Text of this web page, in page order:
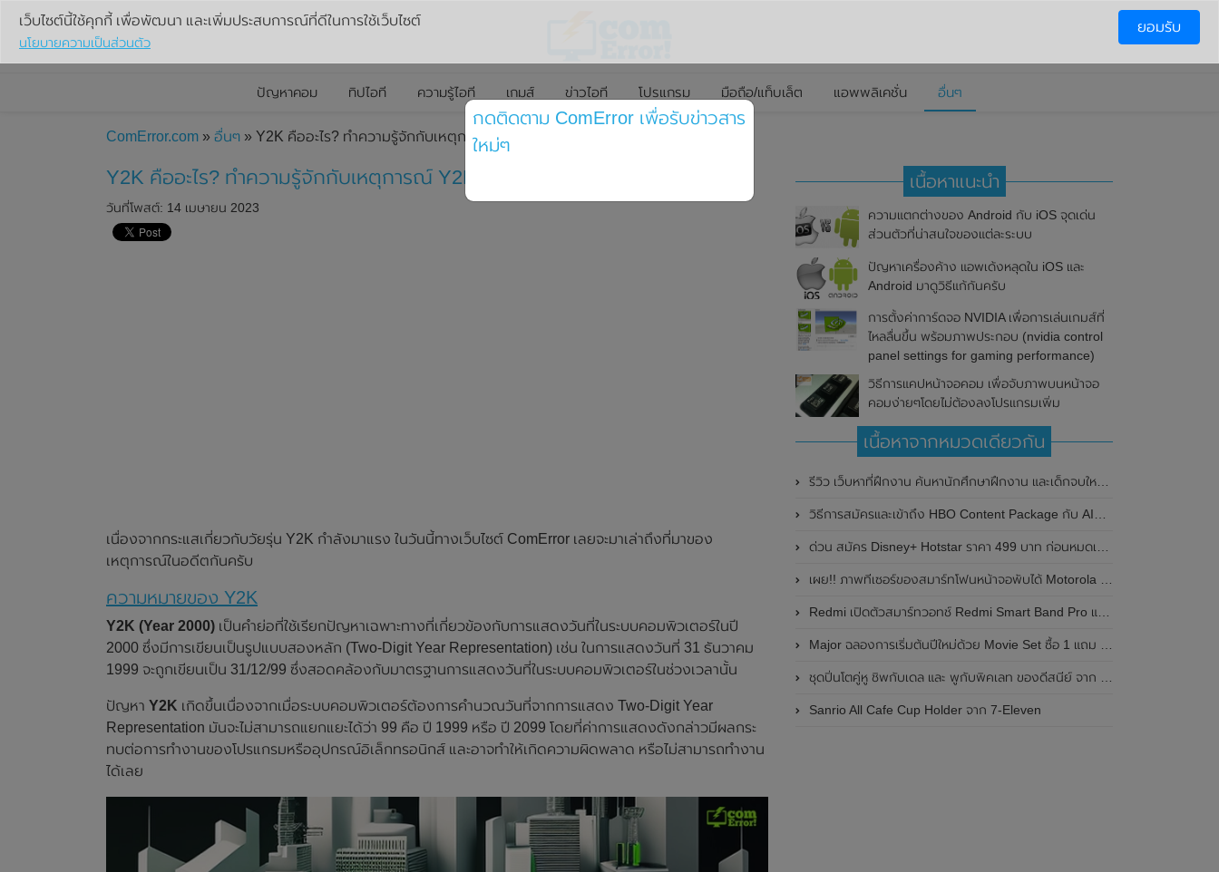
ปัญหาคอม ทิปไอที ความรู้ไอที เกมส์ ข่าวไอที โปรแกรม มือถือ/แท็บเล็ต แอพพลิเคชั่น อื่นๆ
ComError.com » อื่นๆ » Y2K คืออะไร? ทำความรู้จักกับเหตุการณ์ Y2K ที่มีผลกระทบต่อโลกในอดีต
Y2K คืออะไร? ทำความรู้จักกับเหตุการณ์ Y2K ที่มีผลกระทบต่อโลกในอดีต
วันที่โพสต์: 14 เมษายน 2023
เนื่องจากกระแสเกี่ยวกับวัยรุ่น Y2K กำลังมาแรง ในวันนี้ทางเว็บไซต์ ComError เลยจะมาเล่าถึงที่มาของ
เหตุการณ์ในอดีตกันครับ
ความหมายของ Y2K
Y2K (Year 2000) เป็นคำย่อที่ใช้เรียกปัญหาเฉพาะทางที่เกี่ยวข้องกับการแสดงวันที่ในระบบคอมพิวเตอร์ในปี
2000 ซึ่งมีการเขียนเป็นรูปแบบสองหลัก (Two-Digit Year Representation) เช่น ในการแสดงวันที่ 31 ธันวาคม
1999 จะถูกเขียนเป็น 31/12/99 ซึ่งสอดคล้องกับมาตรฐานการแสดงวันที่ในระบบคอมพิวเตอร์ในช่วงเวลานั้น
ปัญหา Y2K เกิดขึ้นเนื่องจากเมื่อระบบคอมพิวเตอร์ต้องการคำนวณวันที่จากการแสดง Two-Digit Year
Representation มันจะไม่สามารถแยกแยะได้ว่า 99 คือ ปี 1999 หรือ ปี 2099 โดยที่ค่าการแสดงดังกล่าวมีผลกระ
ทบต่อการทำงานของโปรแกรมหรืออุปกรณ์อิเล็กทรอนิกส์ และอาจทำให้เกิดความผิดพลาด หรือไม่สามารถทำงาน
ได้เลย
เนื้อหาแนะนำ
ความแตกต่างของ Android กับ iOS จุดเด่น
ส่วนตัวที่น่าสนใจของแต่ละระบบ
ปัญหาเครื่องค้าง แอพเด้งหลุดใน iOS และ
Android มาดูวิธีแก้กันครับ
การตั้งค่าการ์ดจอ NVIDIA เพื่อการเล่นเกมส์ที่
ไหลลื่นขึ้น พร้อมภาพประกอบ (nvidia control
panel settings for gaming performance)
วิธีการแคปหน้าจอคอม เพื่อจับภาพบนหน้าจอ
คอมง่ายๆโดยไม่ต้องลงโปรแกรมเพิ่ม
เนื้อหาจากหมวดเดียวกัน
รีวิว เว็บหาที่ฝึกงาน ค้นหานักศึกษาฝึกงาน และเด็กจบใหม่ สร้างเรซูเม่ฟรี internth.com
วิธีการสมัครและเข้าถึง HBO Content Package กับ AIS ในราคาพิเศษ
ด่วน สมัคร Disney+ Hotstar ราคา 499 บาท ก่อนหมดเขต 29 มิ.ย. 2566
เผย!! ภาพทีเซอร์ของสมาร์ทโฟนหน้าจอพับได้ Motorola Razr 2023 มาพร้อมรองรับอัตราการรีเฟรชเรทที่สูงขึ้น คาดเปิดตัวในเร็วๆนี้
Redmi เปิดตัวสมาร์ทวอทช์ Redmi Smart Band Pro และ Redmi Watch 2 Lite มาพร้อมหน้าจอขนาดใหญ่ขึ้น , รองรับโหมดออกกำลังกายมากกว่า 110 โหมด และกันน้ำ 5 ATM
Major ฉลองการเริ่มต้นปีใหม่ด้วย Movie Set ซื้อ 1 แถม 1 ในราคาเพียง 290 บาท
ชุดปิ่นโตคู่หู ชิพกับเดล และ พูกับพิคเลท ของดีสนีย์ จาก 7-Eleven
Sanrio All Cafe Cup Holder จาก 7-Eleven
เว็บไซต์นี้ใช้คุกกี้ เพื่อพัฒนา และเพิ่มประสบการณ์ที่ดีในการใช้เว็บไซต์
นโยบายความเป็นส่วนตัว
ยอมรับ
กดติดตาม ComError เพื่อรับข่าวสาร
ใหม่ๆ